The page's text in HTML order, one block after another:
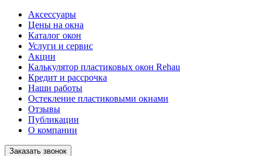
Аксессуары
Цены на окна
Каталог окон
Услуги и сервис
Акции
Калькулятор пластиковых окон Rehau
Кредит и рассрочка
Наши работы
Остекление пластиковыми окнами
Отзывы
Публикации
О компании
Заказать звонок